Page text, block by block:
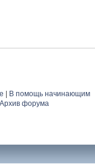
В помощь начинающим
Архив форума